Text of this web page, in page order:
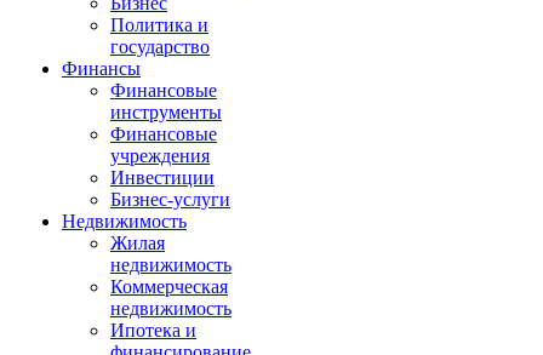
Политика и
государство
Финансы
Финансовые
инструменты
Финансовые
учреждения
Инвестиции
Бизнес-услуги
Недвижимость
Жилая
недвижимость
Коммерческая
недвижимость
Ипотека и